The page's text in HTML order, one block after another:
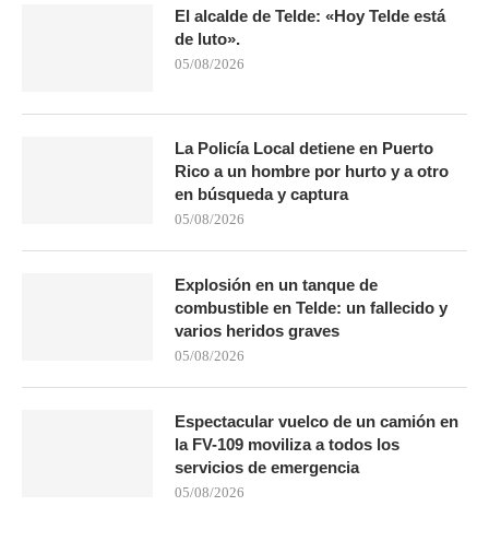
El alcalde de Telde: «Hoy Telde está
de luto».
05/08/2026
La Policía Local detiene en Puerto
Rico a un hombre por hurto y a otro
en búsqueda y captura
05/08/2026
Explosión en un tanque de
combustible en Telde: un fallecido y
varios heridos graves
05/08/2026
Espectacular vuelco de un camión en
la FV-109 moviliza a todos los
servicios de emergencia
05/08/2026